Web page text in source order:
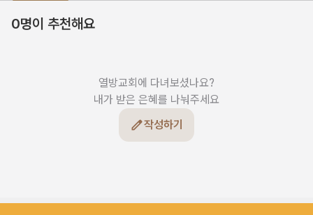
0명이 추천해요
열방교회에 다녀보셨나요?
내가 받은 은혜를 나눠주세요
작성하기